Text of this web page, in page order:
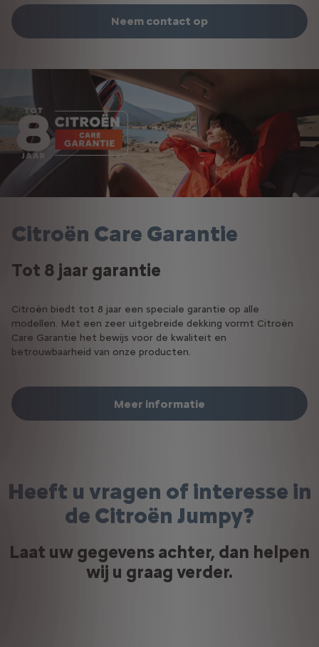
Neem contact op
Citroën Care Garantie
Tot 8 jaar garantie
Citroën biedt tot 8 jaar een speciale garantie op alle
modellen. Met een zeer uitgebreide dekking vormt Citroën
Care Garantie het bewijs voor de kwaliteit en
betrouwbaarheid van onze producten.
Meer informatie
Heeft u vragen of interesse in
de Citroën Jumpy?
Laat uw gegevens achter, dan helpen
wij u graag verder.